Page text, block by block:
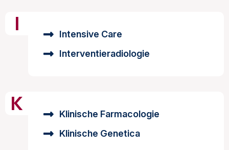
I
Intensive Care
Interventieradiologie
K
Klinische Farmacologie
Klinische Genetica